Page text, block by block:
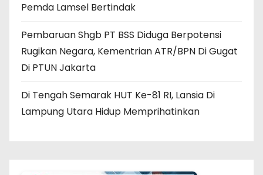
Pemda Lamsel Bertindak
Pembaruan Shgb PT BSS Diduga Berpotensi
Rugikan Negara, Kementrian ATR/BPN Di Gugat
Di PTUN Jakarta
Di Tengah Semarak HUT Ke-81 RI, Lansia Di
Lampung Utara Hidup Memprihatinkan